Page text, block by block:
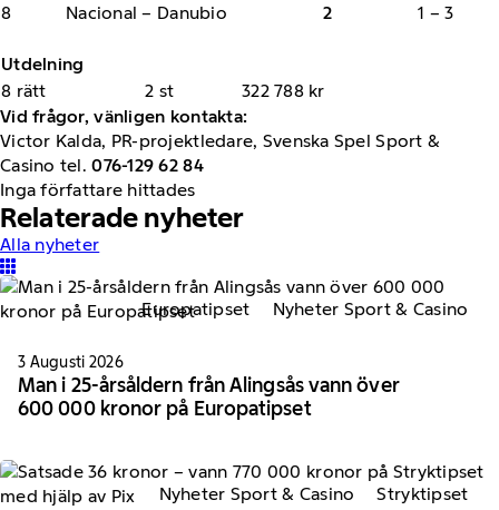
8
Nacional – Danubio 2 1 – 3
Utdelning
8 rätt
2 st
322 788 kr
Vid frågor, vänligen kontakta:
Victor Kalda, PR-projektledare, Svenska Spel Sport &
Casino tel.076-129 62 84
Inga författare hittades
Relaterade nyheter
Alla nyheter
Europatipset Nyheter Sport & Casino
3 Augusti 2026
Man i 25-årsåldern från Alingsås vann över
600 000 kronor på Europatipset
Nyheter Sport & Casino Stryktipset